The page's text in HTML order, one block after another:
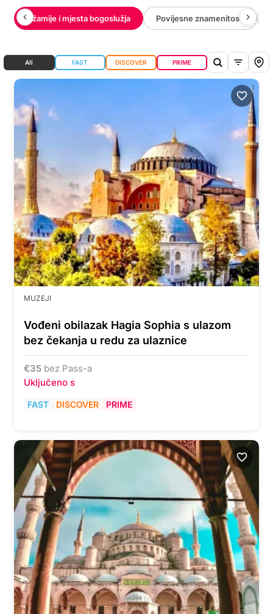
Džamije i mjesta bogoslužja Povijesne znamenitosti
All FAST DISCOVER PRIME
MUZEJI
Vođeni obilazak Hagia Sophia s ulazom
bez čekanja u redu za ulaznice
€35 bez Pass-a
Uključeno s
FAST DISCOVER PRIME